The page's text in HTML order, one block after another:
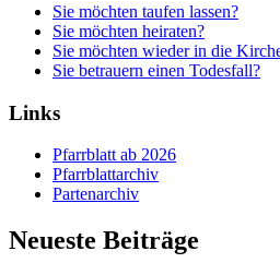
Sie möchten taufen lassen?
Sie möchten heiraten?
Sie möchten wieder in die
Sie betrauern einen Todesfall?
Links
Pfarrblatt ab 2026
Pfarrblattarchiv
Partenarchiv
Neueste Beiträge